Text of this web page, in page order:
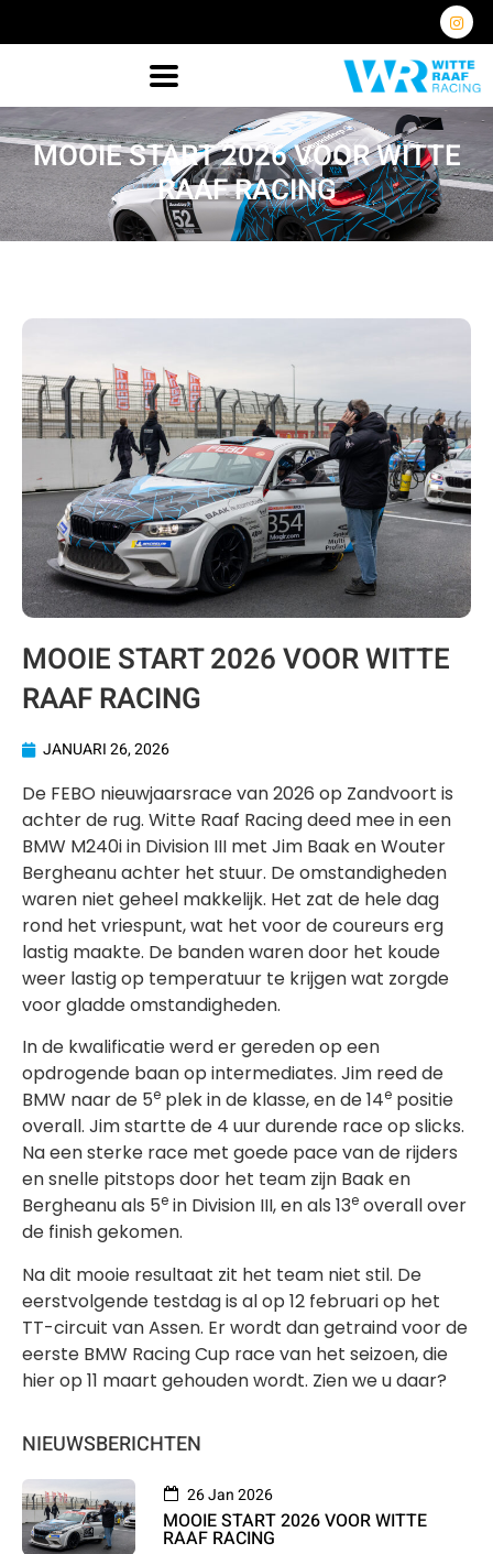
MOOIE START 2026 VOOR WITTE
RAAF RACING
MOOIE START 2026 VOOR WITTE
RAAF RACING
JANUARI 26, 2026
De FEBO nieuwjaarsrace van 2026 op Zandvoort is
achter de rug. Witte Raaf Racing deed mee in een
BMW M240i in Division III met Jim Baak en Wouter
Bergheanu achter het stuur. De omstandigheden
waren niet geheel makkelijk. Het zat de hele dag
rond het vriespunt, wat het voor de coureurs erg
lastig maakte. De banden waren door het koude
weer lastig op temperatuur te krijgen wat zorgde
voor gladde omstandigheden.
In de kwalificatie werd er gereden op een
opdrogende baan op intermediates. Jim reed de
BMW naar de 5e plek in de klasse, en de 14e positie
overall. Jim startte de 4 uur durende race op slicks.
Na een sterke race met goede pace van de rijders
en snelle pitstops door het team zijn Baak en
Bergheanu als 5e in Division III, en als 13e overall over
de finish gekomen.
Na dit mooie resultaat zit het team niet stil. De
eerstvolgende testdag is al op 12 februari op het
TT-circuit van Assen. Er wordt dan getraind voor de
eerste BMW Racing Cup race van het seizoen, die
hier op 11 maart gehouden wordt. Zien we u daar?
NIEUWSBERICHTEN
26 Jan 2026
MOOIE START 2026 VOOR WITTE
RAAF RACING